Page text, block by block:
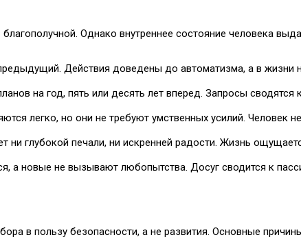
Однако внутреннее состояние человека
Действия доведены до автоматизма, а в жизни
на год, пять или десять лет вперед. Запросы
легко, но они не требуют умственных усилий. Человек
глубокой печали, ни искренней радости. Жизнь
а новые не вызывают любопытства. Досуг сводится к
в пользу безопасности, а не развития. Основные